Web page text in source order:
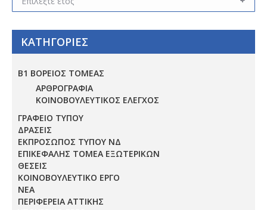
ΚΑΤΗΓΟΡΙΕΣ
Β1 ΒΟΡΕΙΟΣ ΤΟΜΕΑΣ
ΑΡΘΡΟΓΡΑΦΙΑ
ΚΟΙΝΟΒΟΥΛΕΥΤΙΚΟΣ ΕΛΕΓΧΟΣ
ΓΡΑΦΕΙΟ ΤΥΠΟΥ
ΔΡΑΣΕΙΣ
ΕΚΠΡΟΣΩΠΟΣ ΤΥΠΟΥ ΝΔ
ΕΠΙΚΕΦΑΛΗΣ ΤΟΜΕΑ ΕΞΩΤΕΡΙΚΩΝ
ΘΕΣΕΙΣ
ΚΟΙΝΟΒΟΥΛΕΥΤΙΚΟ ΕΡΓΟ
ΝΕΑ
ΠΕΡΙΦΕΡΕΙΑ ΑΤΤΙΚΗΣ